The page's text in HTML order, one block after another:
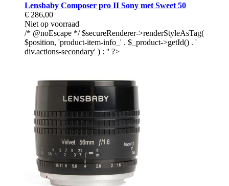
Lensbaby Composer pro II Sony met Sweet 50
€ 286,00
Niet op voorraad
/* @noEscape */ $secureRenderer->renderStyleAsTag(
$position, 'product-item-info_' . $_product->getId() . '
div.actions-secondary' ) : '' ?>